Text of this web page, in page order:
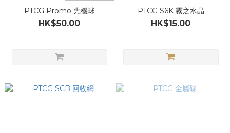
PTCG Promo 先機球
HK$50.00
PTCG S6K 霧之水晶
HK$15.00